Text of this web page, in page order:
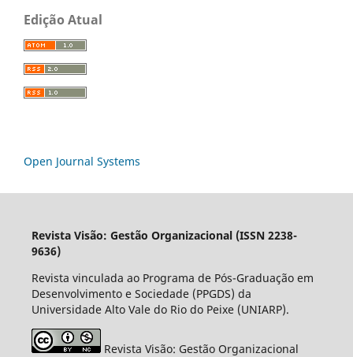
Edição Atual
Open Journal Systems
Revista Visão: Gestão Organizacional (ISSN 2238-
9636)
Revista vinculada ao Programa de Pós-Graduação em
Desenvolvimento e Sociedade (PPGDS) da
Universidade Alto Vale do Rio do Peixe (UNIARP).
Revista Visão: Gestão Organizacional